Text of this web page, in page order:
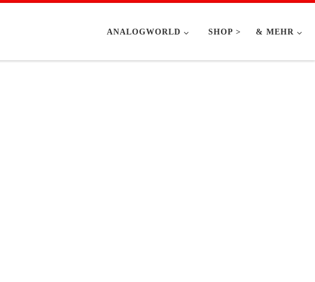
ANALOGWORLD SHOP > & MEHR